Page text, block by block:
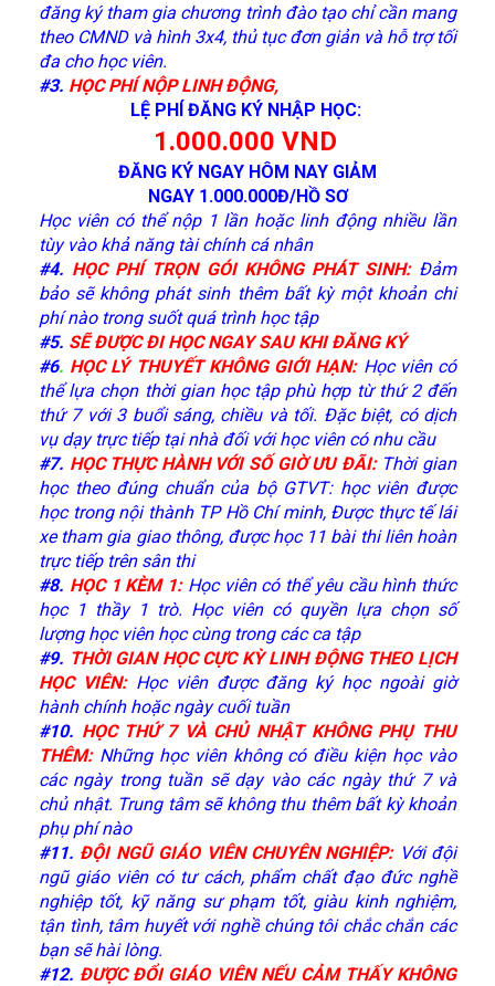
đăng ký tham gia chương trình đào tạo chỉ cần mang
theo CMND và hình 3x4, thủ tục đơn giản và hỗ trợ tối
đa cho học viên.
#3. HỌC PHÍ NỘP LINH ĐỘNG,
LỆ PHÍ ĐĂNG KÝ NHẬP HỌC:
1.000.000 VND
ĐĂNG KÝ NGAY HÔM NAY GIẢM
NGAY1.000.000Đ/HỒ SƠ
Học viên có thể nộp 1 lần hoặc linh động nhiều lần
tùy vào khả năng tài chính cá nhân
#4. HỌC PHÍ TRỌN GÓI KHÔNG PHÁT SINH: Đảm
bảo sẽ không phát sinh thêm bất kỳ một khoản chi
phí nào trong suốt quá trình học tập
#5. SẼ ĐƯỢC ĐI HỌC NGAY SAU KHI ĐĂNG KÝ
#6. HỌC LÝ THUYẾT KHÔNG GIỚI HẠN: Học viên có
thể lựa chọn thời gian học tập phù hợp từ thứ 2 đến
thứ 7 với 3 buổi sáng, chiều và tối. Đặc biệt, có dịch
vụ dạy trực tiếp tại nhà đối với học viên có nhu cầu
#7. HỌC THỰC HÀNH VỚI SỐ GIỜ ƯU ĐÃI: Thời gian
học theo đúng chuẩn của bộ GTVT: học viên được
học trong nội thành TP Hồ Chí minh, Được thực tế lái
xe tham gia giao thông, được học 11 bài thi liên hoàn
trực tiếp trên sân thi
#8. HỌC 1 KÈM 1: Học viên có thể yêu cầu hình thức
học 1 thầy 1 trò. Học viên có quyền lựa chọn số
lượng học viên học cùng trong các ca tập
#9. THỜI GIAN HỌC CỰC KỲ LINH ĐỘNG THEO LỊCH
HỌC VIÊN: Học viên được đăng ký học ngoài giờ
hành chính hoặc ngày cuối tuần
#10. HỌC THỨ 7 VÀ CHỦ NHẬT KHÔNG PHỤ THU
THÊM: Những học viên không có điều kiện học vào
các ngày trong tuần sẽ dạy vào các ngày thứ 7 và
chủ nhật. Trung tâm sẽ không thu thêm bất kỳ khoản
phụ phí nào
#11. ĐỘI NGŨ GIÁO VIÊN CHUYÊN NGHIỆP: Với đội
ngũ giáo viên có tư cách, phẩm chất đạo đức nghề
nghiệp tốt, kỹ năng sư phạm tốt, giàu kinh nghiệm,
tận tình, tâm huyết với nghề chúng tôi chắc chắn các
bạn sẽ hài lòng.
#12. ĐƯỢC ĐỔI GIÁO VIÊN NẾU CẢM THẤY KHÔNG